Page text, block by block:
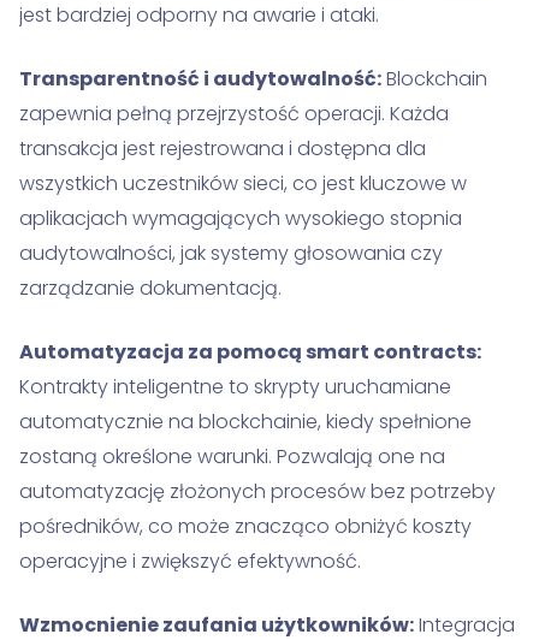
jest bardziej odporny na awarie i ataki.
Transparentność i audytowalność:Blockchain
zapewnia pełną przejrzystość operacji. Każda
transakcja jest rejestrowana i dostępna dla
wszystkich uczestników sieci, co jest kluczowe w
aplikacjach wymagających wysokiego stopnia
audytowalności, jak systemy głosowania czy
zarządzanie dokumentacją.
Automatyzacja za pomocą smart contracts:
Kontrakty inteligentne to skrypty uruchamiane
automatycznie na blockchainie, kiedy spełnione
zostaną określone warunki. Pozwalają one na
automatyzację złożonych procesów bez potrzeby
pośredników, co może znacząco obniżyć koszty
operacyjne i zwiększyć efektywność.
Wzmocnienie zaufania użytkowników:Integracja